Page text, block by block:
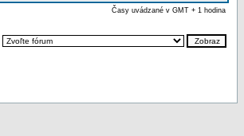
Časy uvádzané v GMT + 1 hodina